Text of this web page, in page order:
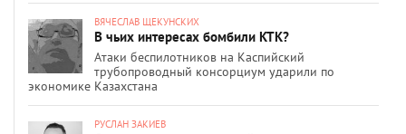
ВЯЧЕСЛАВ ЩЕКУНСКИХ
В чьих интересах бомбили КТК?
Атаки беспилотников на Каспийский
трубопроводный консорциум ударили по
экономике Казахстана
РУСЛАН ЗАКИЕВ